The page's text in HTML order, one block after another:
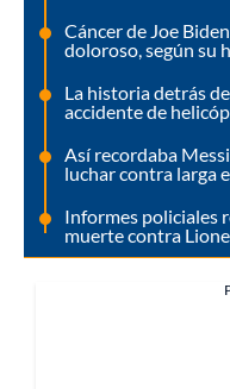
Cáncer de Joe
doloroso, según su
La historia detrás
accidente de
Así recordaba
luchar contra larga
Informes policiales
muerte contra